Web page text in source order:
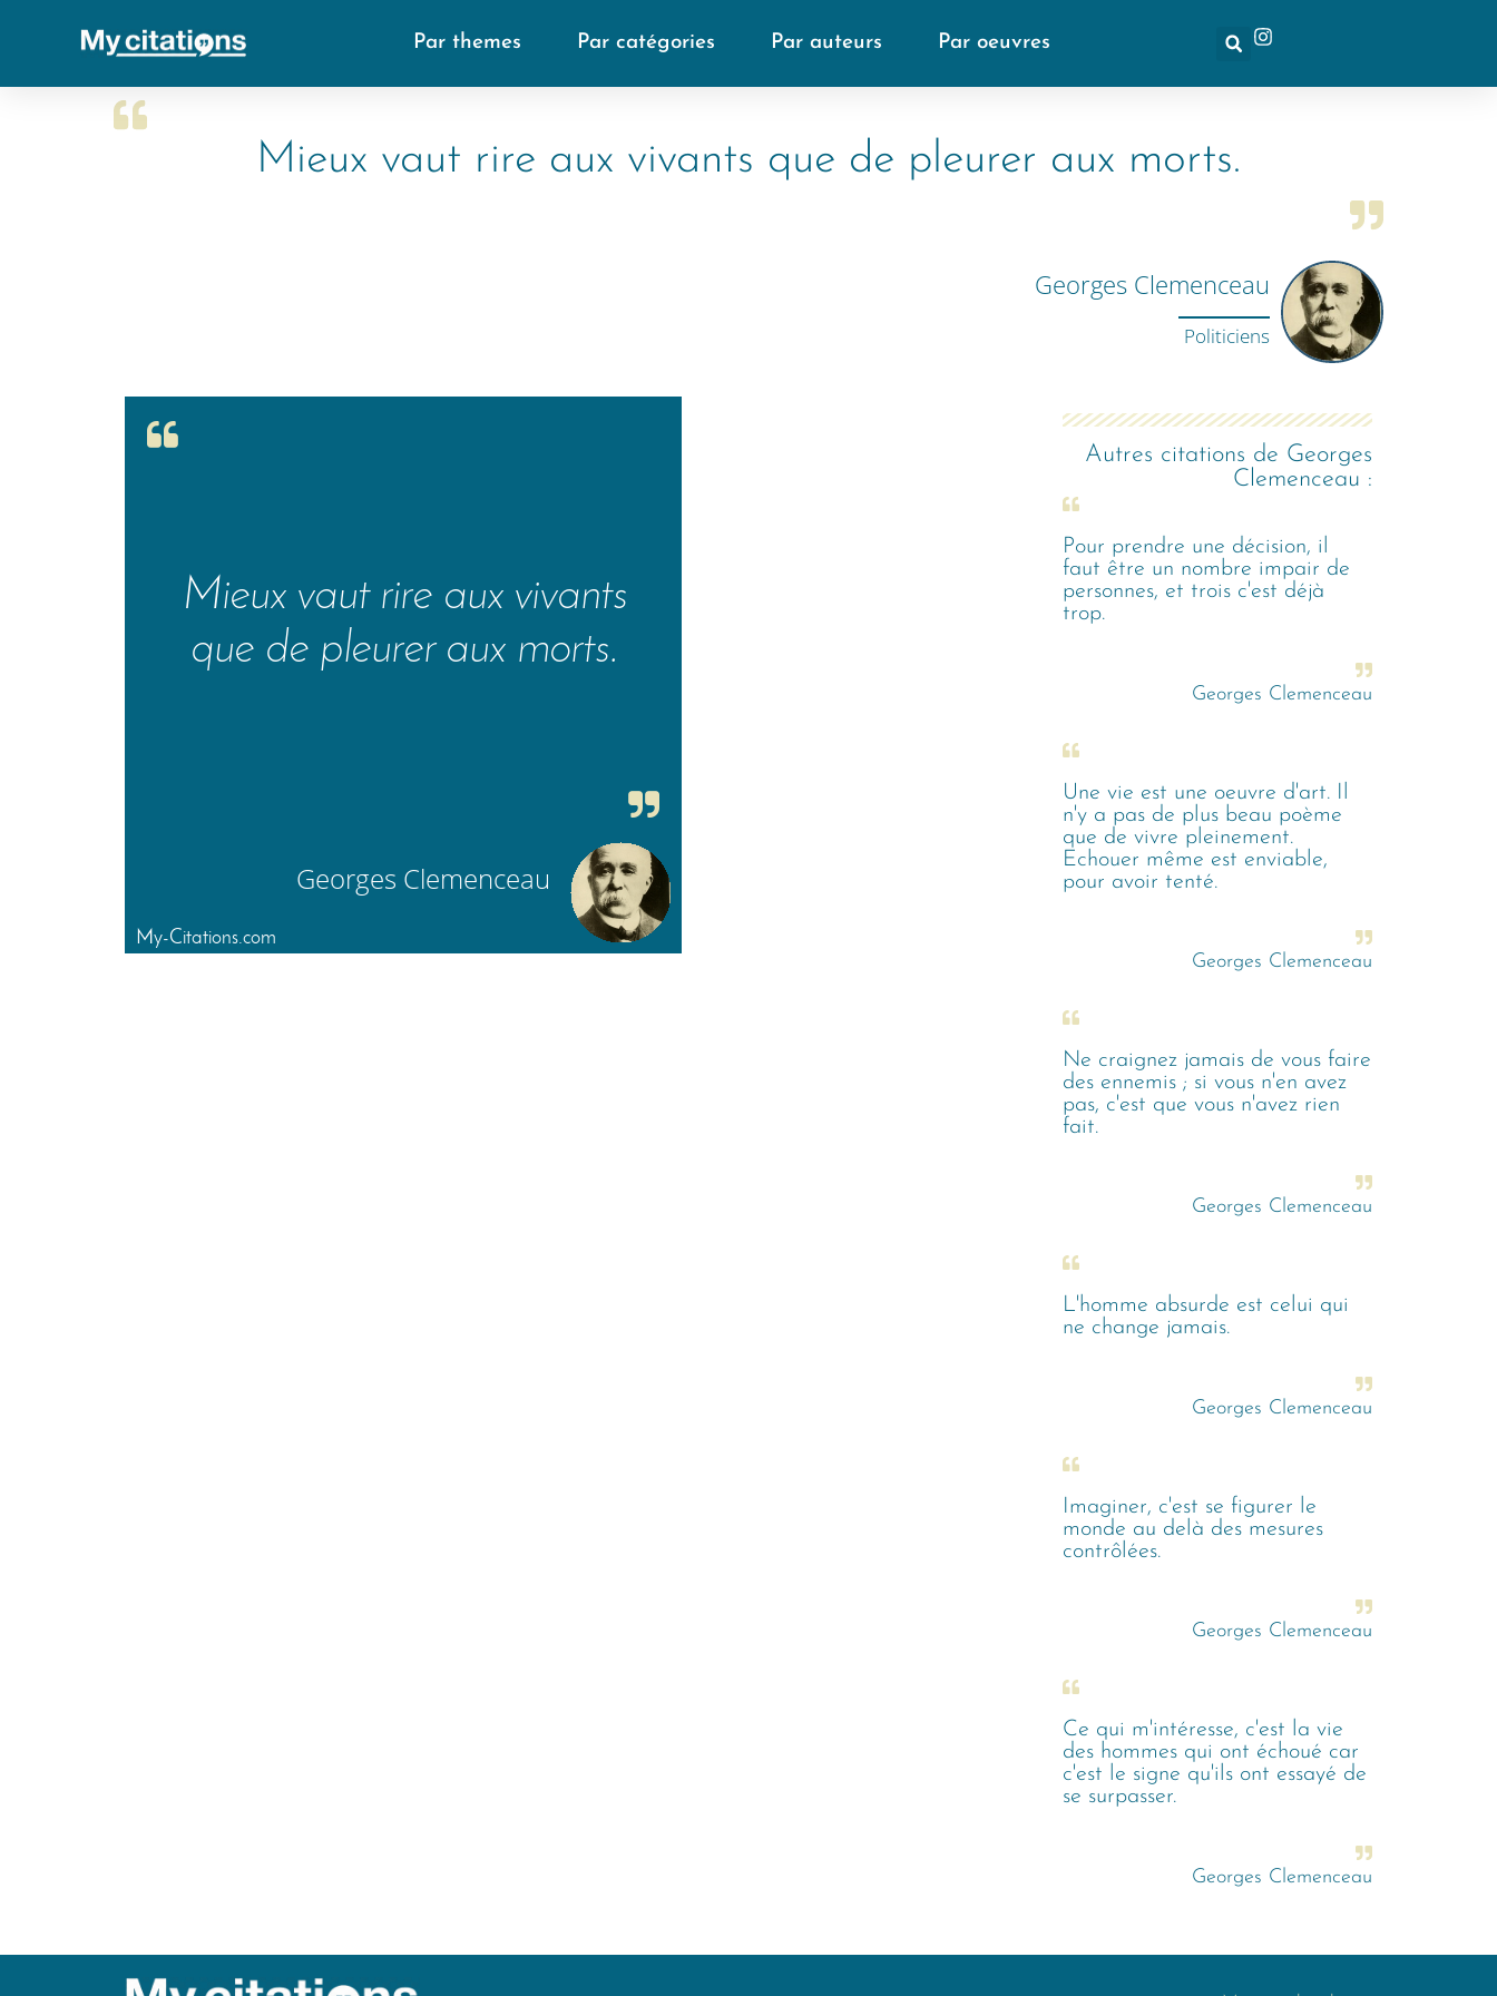
Par themes Par catégories Par auteurs Par oeuvres
Mieux vaut rire aux vivants que de pleurer aux morts.
Georges Clemenceau
Politiciens
Autres citations de Georges
Clemenceau :
Pour prendre une décision, il
faut être un nombre impair de
personnes, et trois c'est déjà
trop.
Georges Clemenceau
Une vie est une oeuvre d'art. Il
n'y a pas de plus beau poème
que de vivre pleinement.
Echouer même est enviable,
pour avoir tenté.
Georges Clemenceau
Ne craignez jamais de vous faire
des ennemis ; si vous n'en avez
pas, c'est que vous n'avez rien
fait.
Georges Clemenceau
L'homme absurde est celui qui
ne change jamais.
Georges Clemenceau
Imaginer, c'est se figurer le
monde au delà des mesures
contrôlées.
Georges Clemenceau
Ce qui m'intéresse, c'est la vie
des hommes qui ont échoué car
c'est le signe qu'ils ont essayé de
se surpasser.
Georges Clemenceau